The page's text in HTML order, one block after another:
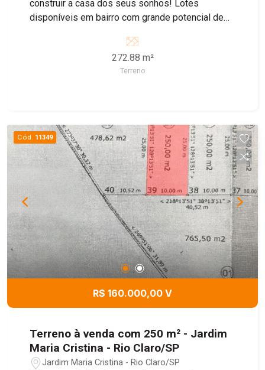
construir a casa dos seus sonhos! Lotes
disponíveis em bairro com grande potencial de
272.88 m²
Terreno
Cód. 11349
R$ 160.000,00 V
Terreno à venda com 250 m² - Jardim
Maria Cristina - Rio Claro/SP
Jardim Maria Cristina - Rio Claro/SP